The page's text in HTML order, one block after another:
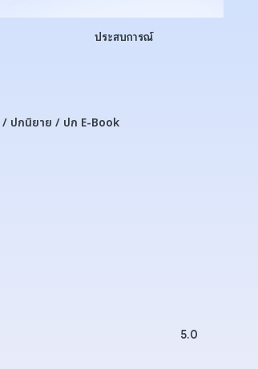
ประสบการณ์
/ ปกนิยาย / ปก E-Book
5.0